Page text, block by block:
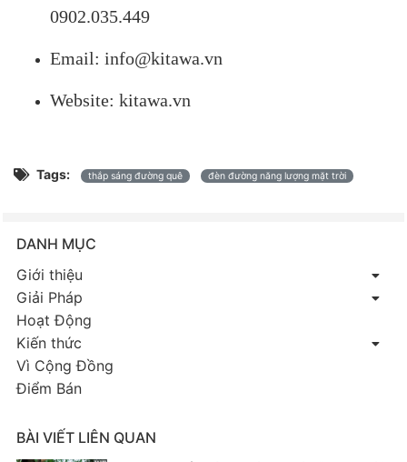
0902.035.449
Email: info@kitawa.vn
Website: kitawa.vn
Tags: thắp sáng đường quê đèn đường năng lượng mặt trời
DANH MỤC
Giới thiệu
Giải Pháp
Hoạt Động
Kiến thức
Vì Cộng Đồng
Điểm Bán
BÀI VIẾT LIÊN QUAN